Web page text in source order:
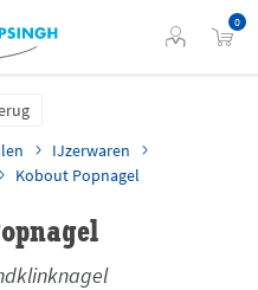
0
IJzerwaren
Kobout Popnagel